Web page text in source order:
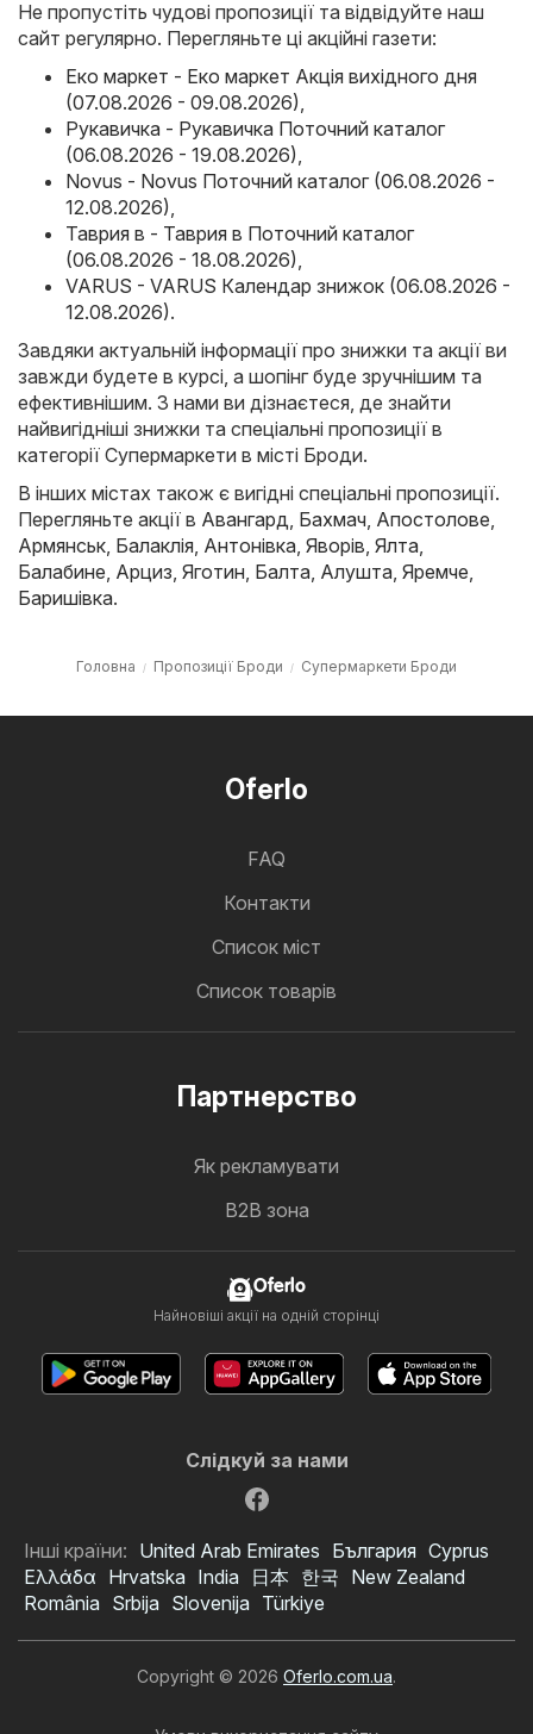
Не пропустіть чудові пропозиції та відвідуйте наш
сайт регулярно. Перегляньте ці акційні газети:
Еко маркет - Еко маркет Акція вихідного дня
(07.08.2026 - 09.08.2026),
Рукавичка - Рукавичка Поточний каталог
(06.08.2026 - 19.08.2026),
Novus - Novus Поточний каталог (06.08.2026 -
12.08.2026),
Таврия в - Таврия в Поточний каталог
(06.08.2026 - 18.08.2026),
VARUS - VARUS Календар знижок (06.08.2026 -
12.08.2026).
Завдяки актуальній інформації про знижки та акції ви
завжди будете в курсі, а шопінг буде зручнішим та
ефективнішим. З нами ви дізнаєтеся, де знайти
найвигідніші знижки та спеціальні пропозиції в
категорії Супермаркети в місті Броди.
В інших містах також є вигідні спеціальні пропозиції.
Перегляньте акції в Авангард, Бахмач, Апостолове,
Армянськ, Балаклія, Антонівка, Яворів, Ялта,
Балабине, Арциз, Яготин, Балта, Алушта, Яремче,
Баришівка.
Головна Пропозиції Броди Супермаркети Броди
Oferlo
FAQ
Контакти
Cписок міст
Список товарів
Партнерство
Як рекламувати
B2B зона
Oferlo
Найновіші акції на одній сторінці
Слідкуй за нами
Інші країни: United Arab Emirates България Cyprus
Ελλάδα Hrvatska India 日本 한국 New Zealand
România Srbija Slovenija Türkiye
Copyright © 2026 Oferlo.com.ua.